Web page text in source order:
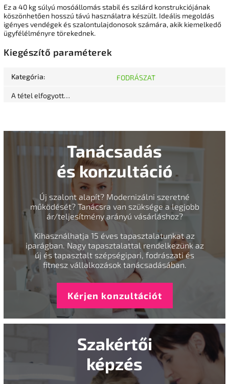
Ez a 40 kg súlyú mosóállomás stabil és szilárd konstrukciójának
köszönhetően hosszú távú használatra készült. Ideális megoldás
igényes vendégek és szalontulajdonosok számára, akik kiemelkedő
ügyfélélményre törekednek.
Kiegészítő paraméterek
Kategória: FODRÁSZAT
A tétel elfogyott…
Tanácsadás
és konzultáció
Új szalont alapít? Modernizálni szeretné
működését? Tanácsra van szüksége a legjobb
ár/teljesítmény arányú vásárláshoz?
Kihasználhatja 15 éves tapasztalatunkat az
iparágban. Nagy tapasztalattal rendelkezünk az
új és tapasztalt szépségipari, fodrászati és
fitnesz vállalkozások tanácsadásában.
Kérjen konzultációt
Szakértői
képzés